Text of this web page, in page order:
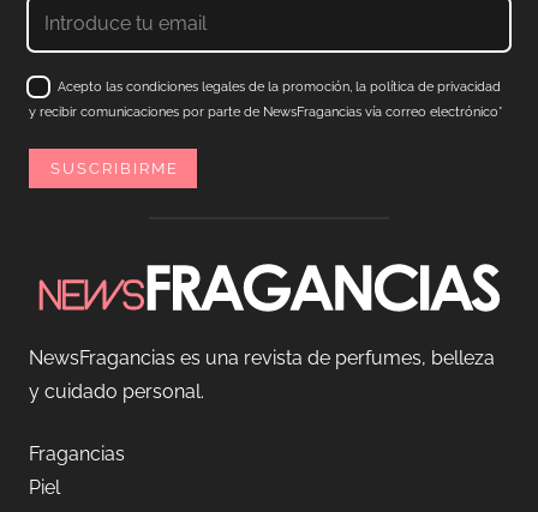
Acepto las condiciones legales de la promoción, la política de privacidad
y recibir comunicaciones por parte de NewsFragancias vía correo electrónico*
NewsFragancias es una revista de perfumes, belleza
y cuidado personal.
Fragancias
Piel